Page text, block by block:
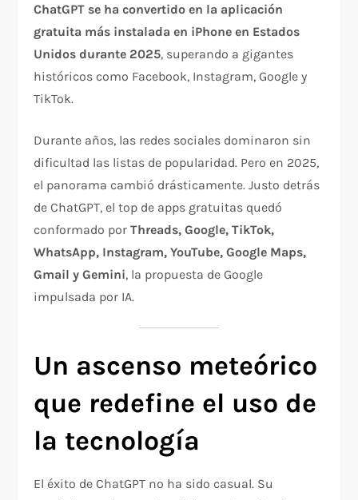
ChatGPT se ha convertido en la aplicación
gratuita más instalada en iPhone en Estados
Unidos durante 2025, superando a gigantes
históricos como Facebook, Instagram, Google y
TikTok.
Durante años, las redes sociales dominaron sin
dificultad las listas de popularidad. Pero en 2025,
el panorama cambió drásticamente. Justo detrás
de ChatGPT, el top de apps gratuitas quedó
conformado porThreads, Google, TikTok,
WhatsApp, Instagram, YouTube, Google Maps,
Gmail y Gemini, la propuesta de Google
impulsada por IA.
Un ascenso meteórico
que redefine el uso de
la tecnología
El éxito de ChatGPT no ha sido casual. Su